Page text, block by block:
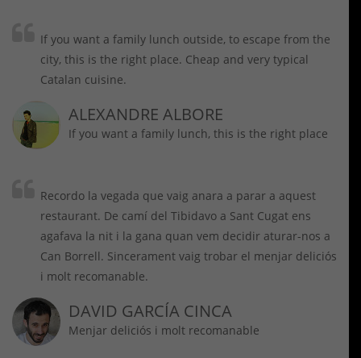
If you want a family lunch outside, to escape from the
city, this is the right place. Cheap and very typical
Catalan cuisine.
ALEXANDRE ALBORE
If you want a family lunch, this is the right place
Recordo la vegada que vaig anara a parar a aquest
restaurant. De camí del Tibidavo a Sant Cugat ens
agafava la nit i la gana quan vem decidir aturar-nos a
Can Borrell. Sincerament vaig trobar el menjar deliciós
i molt recomanable.
DAVID GARCÍA CINCA
Menjar deliciós i molt recomanable